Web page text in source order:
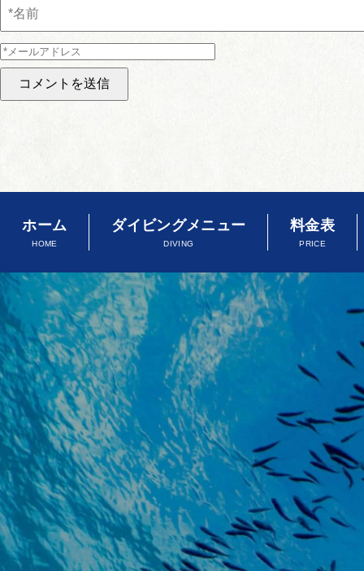
ホーム
HOME
ダイビングメニュー
DIVING
料金表
PRICE